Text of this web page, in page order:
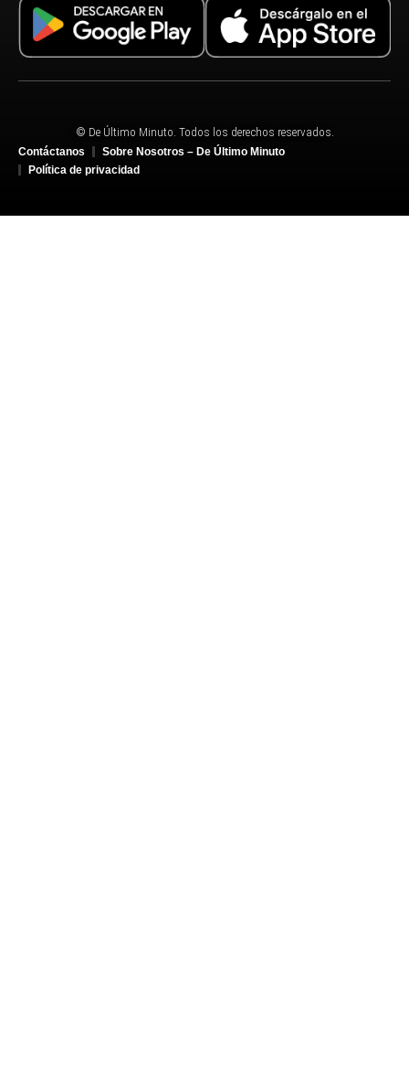
© De Último Minuto. Todos los derechos reservados.
Contáctanos
Sobre Nosotros – De Último Minuto
Política de privacidad